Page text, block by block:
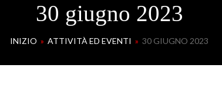
30 giugno 2023
INIZIO » ATTIVITÀ ED EVENTI » 30 GIUGNO 2023